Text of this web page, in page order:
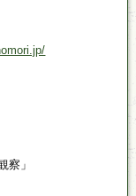
察」